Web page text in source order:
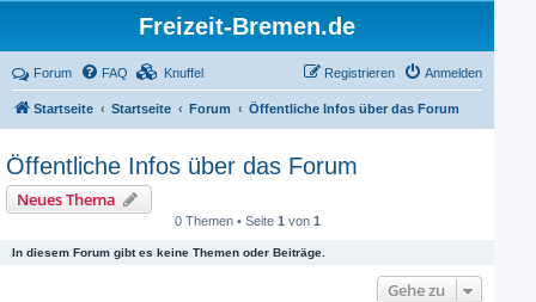
Freizeit-Bremen.de
Forum FAQ Knuffel Anmelden
Registrieren
Startseite Startseite Forum Öffentliche Infos über das Forum
Öffentliche Infos über das Forum
Neues Thema
0 Themen • Seite 1 von 1
In diesem Forum gibt es keine Themen oder Beiträge.
Gehe zu